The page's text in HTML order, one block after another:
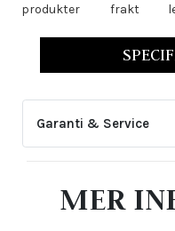
produkter
frakt
Garanti & Service
som uppstått
hantering. Den
MER